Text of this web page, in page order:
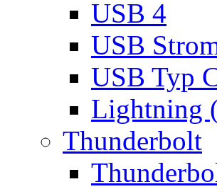
USB 4
USB
USB Typ
Lightning
Thunderbolt